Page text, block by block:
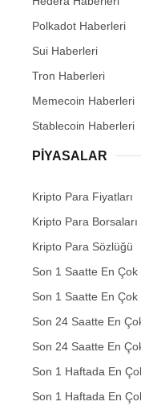
Polkadot Haberleri
Sui Haberleri
Tron Haberleri
Memecoin Haberleri
Stablecoin Haberleri
PIYASALAR
Kripto Para Fiyatları
Kripto Para Borsaları
Kripto Para Sözlüğü
Son 1 Saatte En
Son 1 Saatte En
Son 24 Saatte En
Son 24 Saatte En
Son 1 Haftada En
Son 1 Haftada En